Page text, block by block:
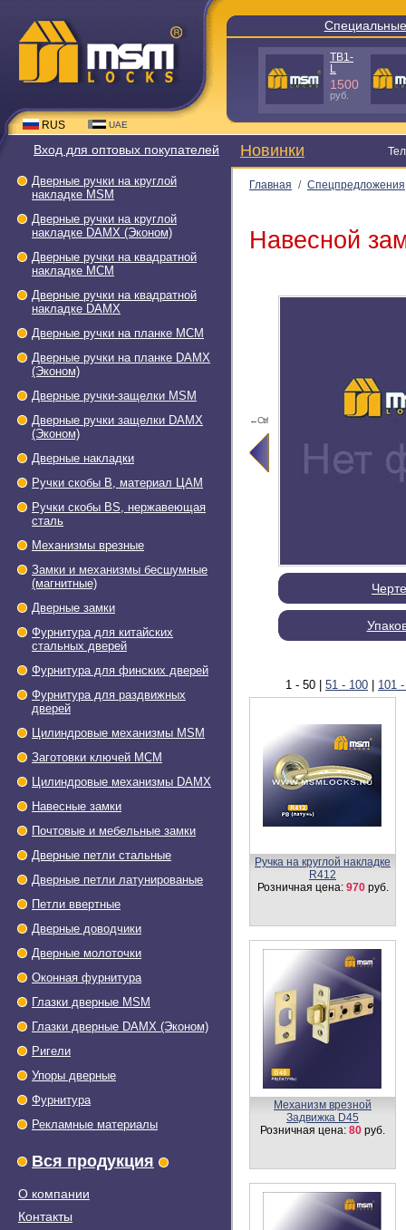
RUS UAE
TB1-
L
1500
руб.
Вход для оптовых покупателей
Дверные ручки на круглой
накладке МSМ
Дверные ручки на круглой
накладке DAMX (Эконом)
Дверные ручки на квадратной
накладке МСМ
Дверные ручки на квадратной
накладке DAMX
Дверные ручки на планке МСМ
Дверные ручки на планке DAMX
(Эконом)
Дверные ручки-защелки МSМ
Дверные ручки защелки DAMX
(Эконом)
Дверные накладки
Ручки скобы В, материал ЦАМ
Ручки скобы BS, нержавеющая
сталь
Механизмы врезные
Замки и механизмы бесшумные
(магнитные)
Дверные замки
Фурнитура для китайских
стальных дверей
Фурнитура для финских дверей
Фурнитура для раздвижных
дверей
Цилиндровые механизмы MSM
Заготовки ключей МСМ
Цилиндровые механизмы DAMX
Навесные замки
Почтовые и мебельные замки
Дверные петли стальные
Дверные петли латунированые
Петли ввертные
Дверные доводчики
Дверные молоточки
Оконная фурнитура
Глазки дверные МSМ
Глазки дверные DAMX (Эконом)
Ригели
Упоры дверные
Фурнитура
Рекламные материалы
Вся продукция
О компании
Контакты
Новинки
Главная / Спецпредложения
Навесной
←Ctrl
1 - 50 51 - 100 101
Ручка на круглой накладке
R412
Розничная цена: 970руб.
Механизм врезной
Задвижка D45
Розничная цена: 80 руб.